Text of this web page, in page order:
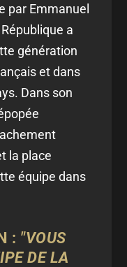
par Emmanuel
a
génération
et dans
Dans son
la place
équipe dans
: "VOUS
DE LA